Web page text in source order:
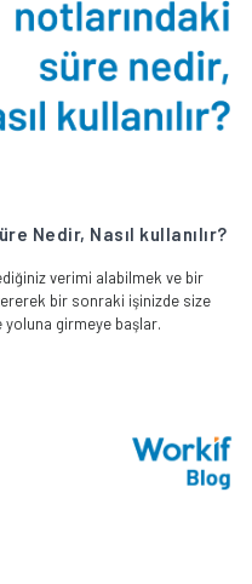
Nedir, Nasıl kullanılır?
verimi alabilmek ve bir
bir sonraki işinizde size
yoluna girmeye başlar.